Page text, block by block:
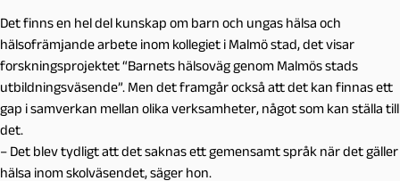
Det finns en hel del kunskap om barn och ungas hälsa och
hälsofrämjande arbete inom kollegiet i Malmö stad, det visar
forskningsprojektet “Barnets hälsoväg genom Malmös stads
utbildningsväsende”. Men det framgår också att det kan finnas ett
gap i samverkan mellan olika verksamheter, något som kan ställa till
det.
– Det blev tydligt att det saknas ett gemensamt språk när det gäller
hälsa inom skolväsendet, säger hon.